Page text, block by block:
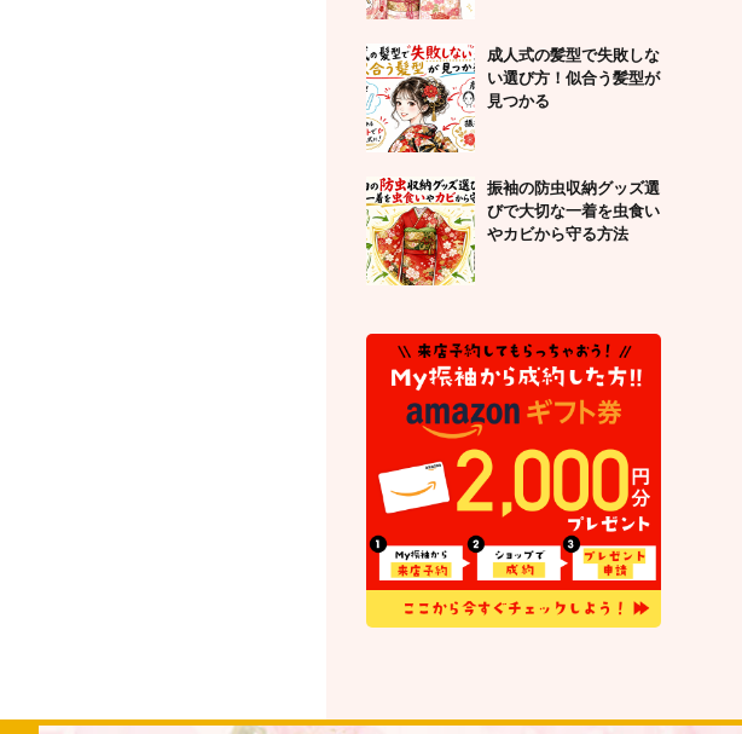
成人式の髪型で失敗しな
い選び方！似合う髪型が
見つかる
振袖の防虫収納グッズ選
びで大切な一着を虫食い
やカビから守る方法